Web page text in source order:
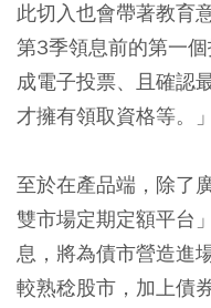
此切入也會帶著教育
第3季領息前的第一
成電子投票、且確認
才擁有領取資格等。」
至於在產品端，除了
雙市場定期定額平台
息，將為債市營造進
較熟稔股市，加上債